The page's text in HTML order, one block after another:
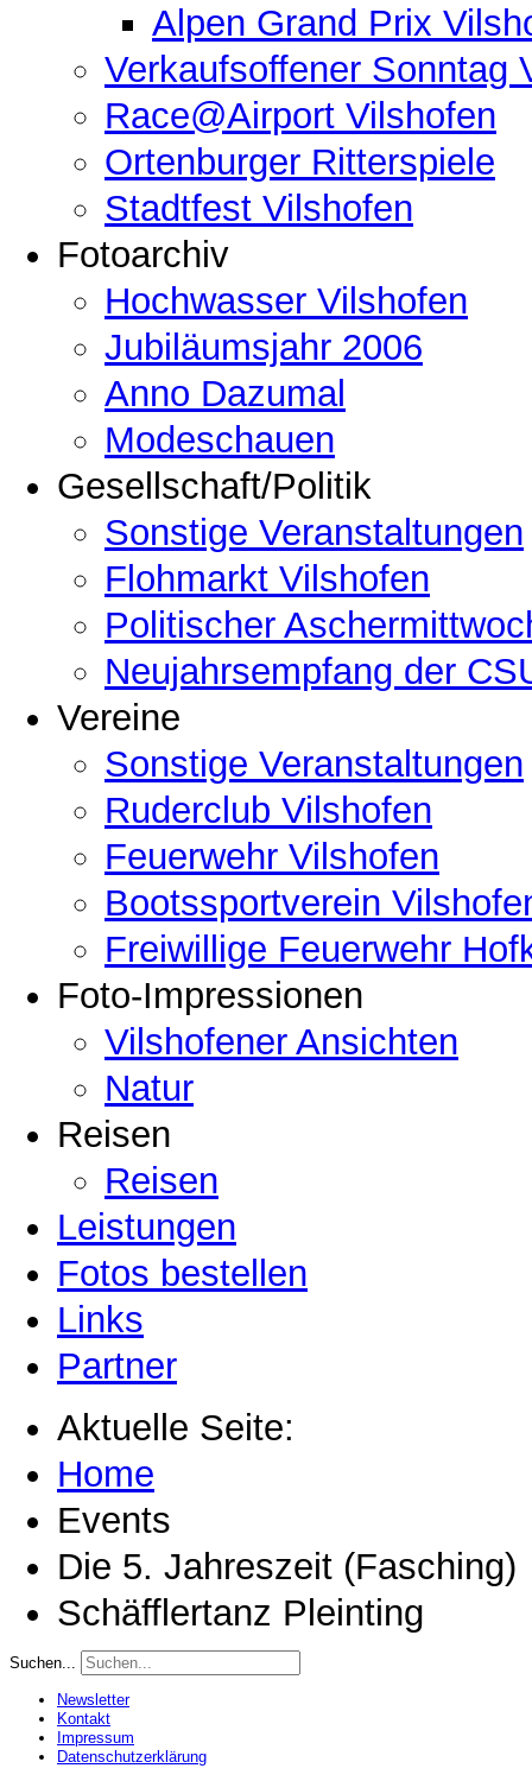
Alpen Grand Prix
Verkaufsoffener Sonntag
Race@Airport Vilshofen
Ortenburger Ritterspiele
Stadtfest Vilshofen
Fotoarchiv
Hochwasser Vilshofen
Jubiläumsjahr 2006
Anno Dazumal
Modeschauen
Gesellschaft/Politik
Sonstige Veranstaltungen
Flohmarkt Vilshofen
Politischer
Neujahrsempfang der
Vereine
Sonstige Veranstaltungen
Ruderclub Vilshofen
Feuerwehr Vilshofen
Bootssportverein
Freiwillige Feuerwehr
Foto-Impressionen
Vilshofener Ansichten
Natur
Reisen
Reisen
Leistungen
Fotos bestellen
Links
Partner
Aktuelle Seite:
Home
Events
Die 5. Jahreszeit (Fasching)
Schäfflertanz Pleinting
Suchen...
Newsletter
Kontakt
Impressum
Datenschutzerklärung